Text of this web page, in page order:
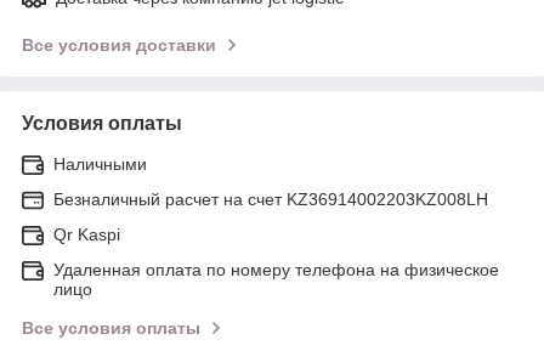
Все условия доставки
Условия оплаты
Наличными
Безналичный расчет на счет KZ36914002203KZ008LH
Qr Kaspi
Удаленная оплата по номеру телефона на физическое
лицо
Все условия оплаты